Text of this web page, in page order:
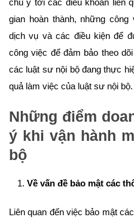
chú ý tới các điều khoản liên
gian hoàn thành, những
dịch vụ và các điều kiện để
công việc để đảm bảo theo
các luật sư nội bộ đang thực
quả làm việc của luật sư nội bộ.
Những điểm
ý khi vận hành
bộ
Về vấn đề bảo mật các
Liên quan đến việc bảo mật